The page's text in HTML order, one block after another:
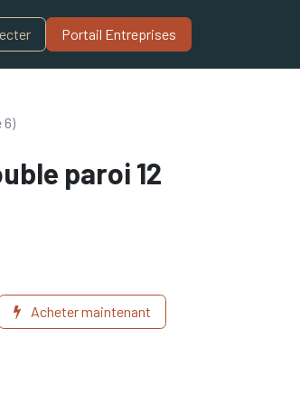
Portail Entreprises​
6)
paroi 12
Acheter maintenant